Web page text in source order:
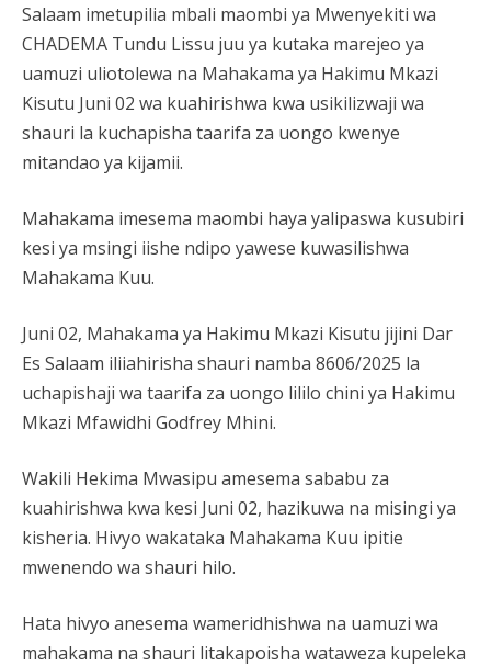
Salaam imetupilia mbali maombi ya Mwenyekiti wa
CHADEMA Tundu Lissu juu ya kutaka marejeo ya
uamuzi uliotolewa na Mahakama ya Hakimu Mkazi
Kisutu Juni 02 wa kuahirishwa kwa usikilizwaji wa
shauri la kuchapisha taarifa za uongo kwenye
mitandao ya kijamii.
Mahakama imesema maombi haya yalipaswa kusubiri
kesi ya msingi iishe ndipo yawese kuwasilishwa
Mahakama Kuu.
Juni 02, Mahakama ya Hakimu Mkazi Kisutu jijini Dar
Es Salaam iliiahirisha shauri namba 8606/2025 la
uchapishaji wa taarifa za uongo lililo chini ya Hakimu
Mkazi Mfawidhi Godfrey Mhini.
Wakili Hekima Mwasipu amesema sababu za
kuahirishwa kwa kesi Juni 02, hazikuwa na misingi ya
kisheria. Hivyo wakataka Mahakama Kuu ipitie
mwenendo wa shauri hilo.
Hata hivyo anesema wameridhishwa na uamuzi wa
mahakama na shauri litakapoisha wataweza kupeleka